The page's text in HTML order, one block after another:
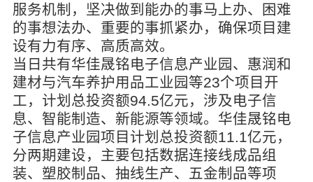
服务机制，坚决做到能办的事马上办、困难
的事想法办、重要的事抓紧办，确保项目建
设有力有序、高质高效。
当日共有华佳晟铭电子信息产业园、惠润和
建材与汽车养护用品工业园等23个项目开
工，计划总投资额94.5亿元，涉及电子信
息、智能制造、新能源等领域。华佳晟铭电
子信息产业园项目计划总投资额11.1亿元，
分两期建设，主要包括数据连接线成品组
装、塑胶制品、抽线生产、五金制品等项